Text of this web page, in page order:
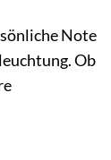
Note
Ob